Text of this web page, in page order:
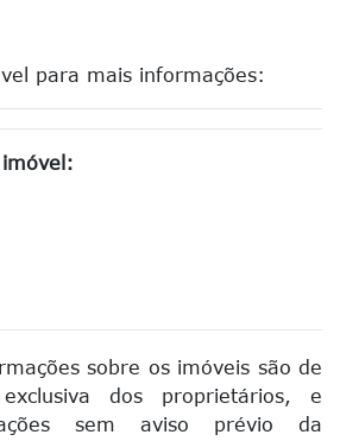
para mais informações:
sobre os imóveis são de
exclusiva dos proprietários, e
sem aviso prévio da